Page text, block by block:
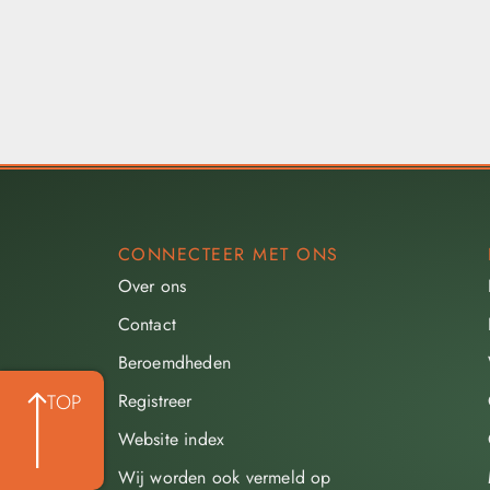
TOP
CONNECTEER MET ONS
Over ons
Contact
Beroemdheden​
Registreer
Website index
Wij worden ook vermeld op